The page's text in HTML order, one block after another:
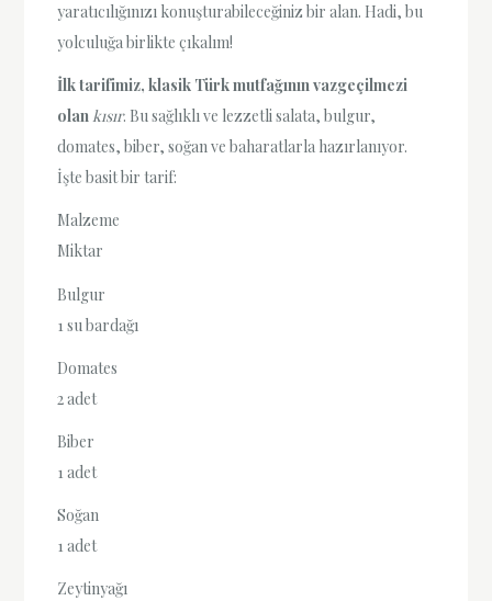
yaratıcılığınızı konuşturabileceğiniz bir alan. Hadi, bu
yolculuğa birlikte çıkalım!
İlk tarifimiz, klasik Türk mutfağının vazgeçilmezi
olankısır. Bu sağlıklı ve lezzetli salata, bulgur,
domates, biber, soğan ve baharatlarla hazırlanıyor.
İşte basit bir tarif:
Malzeme
Miktar
Bulgur
1 su bardağı
Domates
2 adet
Biber
1 adet
Soğan
1 adet
Zeytinyağı